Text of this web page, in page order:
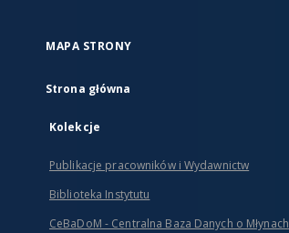
MAPA STRONY
Strona główna
Kolekcje
Publikacje pracowników i Wydawnictw
Biblioteka Instytutu
CeBaDoM - Centralna Baza Danych o Młynach